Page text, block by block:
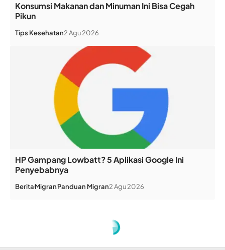
Konsumsi Makanan dan Minuman Ini Bisa Cegah
Pikun
Tips Kesehatan2 Agu 2026
HP Gampang Lowbatt? 5 Aplikasi Google Ini
Penyebabnya
BeritaMigranPanduan Migran2 Agu 2026